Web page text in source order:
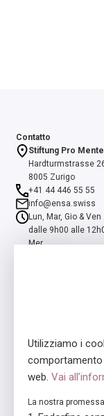
Contatto
Stiftung Pro Mente
Hardturmstrasse
8005 Zurigo
+41 44 446 55 55
info@ensa.swiss
Lun, Mar, Gio & Ven
dalle 9h00 alle
Mer
ensa è un
iniziato e supportato
Concessore della
Utilizziamo i
web. Vai
La nostra